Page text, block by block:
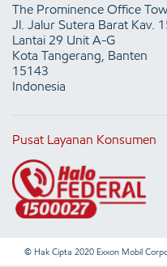
The Prominence Office
Jl. Jalur Sutera Barat Kav.
Lantai 29 Unit A-G
Kota Tangerang, Banten
15143
Indonesia
Pusat Layanan Konsumen
© Hak Cipta 2020 Exxon Mobil